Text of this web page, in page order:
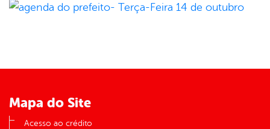
Mapa do Site
Acesso ao crédito